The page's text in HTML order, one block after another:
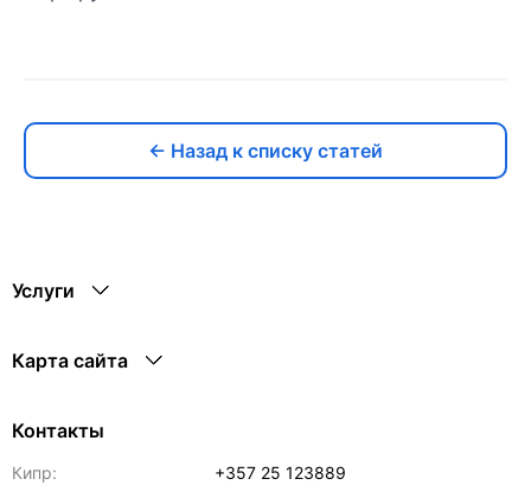
← Назад к списку статей
Услуги
Карта сайта
Контакты
Кипр:
+357 25 123889